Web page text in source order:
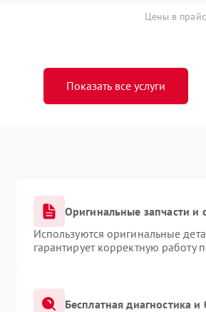
Цены в
Показать все услуги
Оригинальные запчасти и
Используются оригинальные
гарантирует корректную работу
Бесплатная диагностика